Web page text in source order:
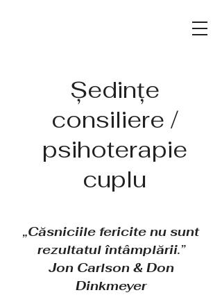
Ședințe
consiliere /
psihoterapie
cuplu
„Căsniciile fericite nu sunt
rezultatul întâmplării.”
Jon Carlson & Don
Dinkmeyer